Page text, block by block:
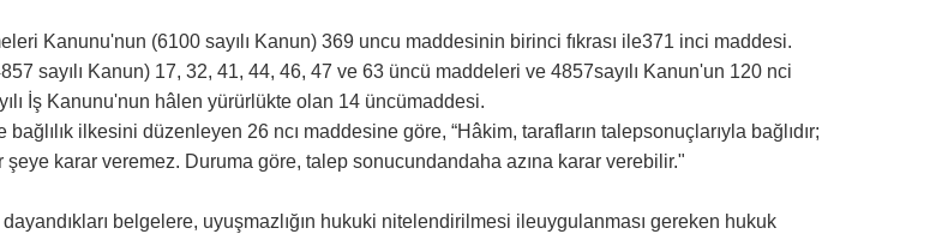
Kanunu'nun (6100 sayılı Kanun) 369 uncu maddesinin birinci fıkrası ile371 inci maddesi.
sayılı Kanun) 17, 32, 41, 44, 46, 47 ve 63 üncü maddeleri ve 4857sayılı Kanun'un 120 nci
İş Kanunu'nun hâlen yürürlükte olan 14 üncümaddesi.
bağlılık ilkesini düzenleyen 26 ncı maddesine göre, “Hâkim, tarafların talepsonuçlarıyla bağlıdır;
şeye karar veremez. Duruma göre, talep sonucundandaha azına karar verebilir."
belgelere, uyuşmazlığın hukuki nitelendirilmesi ileuygulanması gereken hukuk